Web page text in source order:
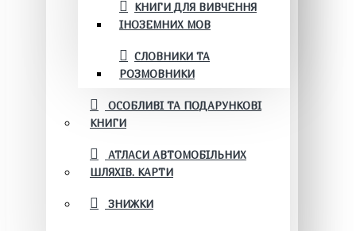
КНИГИ ДЛЯ ВИВЧЕННЯ
ІНОЗЕМНИХ МОВ
СЛОВНИКИ ТА
РОЗМОВНИКИ
ОСОБЛИВІ ТА ПОДАРУНКОВІ
КНИГИ
АТЛАСИ АВТОМОБІЛЬНИХ
ШЛЯХІВ. КАРТИ
ЗНИЖКИ